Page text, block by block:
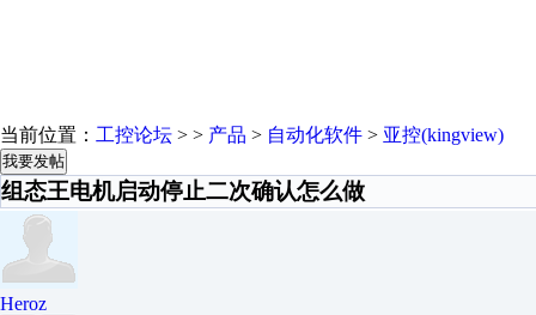
当前位置： 工控论坛 > > 产品 > 自动化软件 > 亚控(kingview)
我要发帖
组态王电机启动停止二次确认怎么做
Heroz